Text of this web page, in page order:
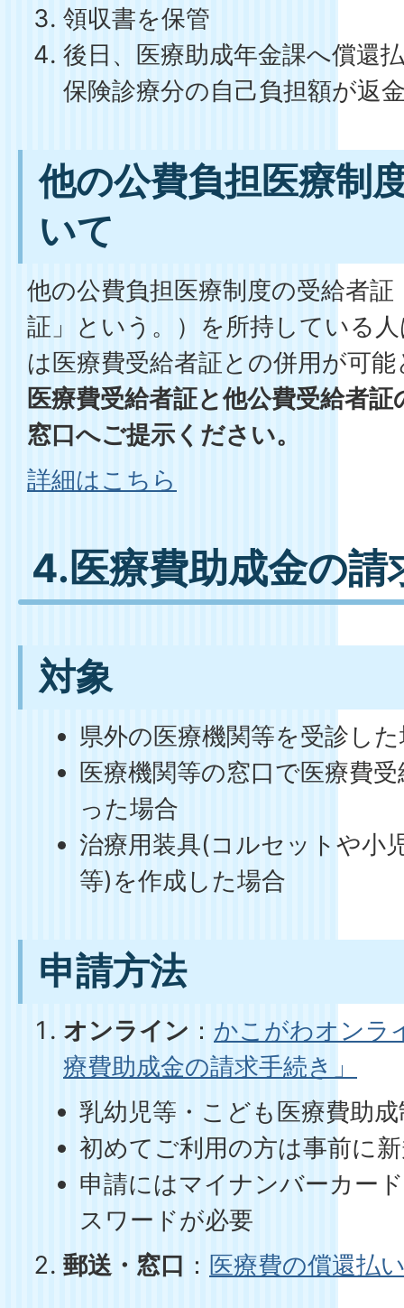
領収書を保管
後日、医療助成年金課へ償還
保険診療分の自己負担額が返
他の公費負担医療制
いて
他の公費負担医療制度の受給者
証」という。）を所持している
は医療費受給者証との併用が可
医療費受給者証と他公費受給者
窓口へご提示ください。
詳細はこちら
4.医療費助成金の請
対象
県外の医療機関等を受診し
医療機関等の窓口で医療費
った場合
治療用装具(コルセットや小
等)を作成した場合
申請方法
オンライン ： かこがわオンラ
療費助成金の請求手続き」
乳幼児等・こども医療費助
初めてご利用の方は事前に
申請にはマイナンバーカー
スワードが必要
郵送・窓口 ： 医療費の償還払